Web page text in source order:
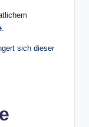
.
sich dieser